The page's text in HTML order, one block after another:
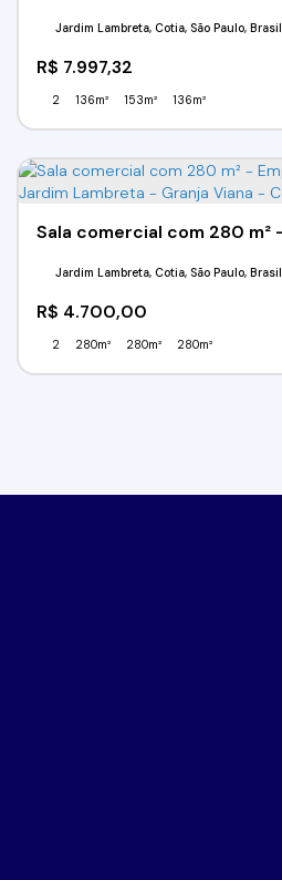
R$ 7.997,32
Jardim Lambreta, Cotia, São Paulo, Brasil
2 136m² 153m² 136m²
R$ 4.700,00
Jardim Lambreta, Cotia, São Paulo, Brasil
2 280m² 280m² 280m²